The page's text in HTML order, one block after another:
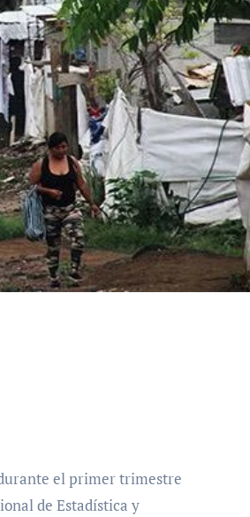
el primer trimestre
de Estadística y